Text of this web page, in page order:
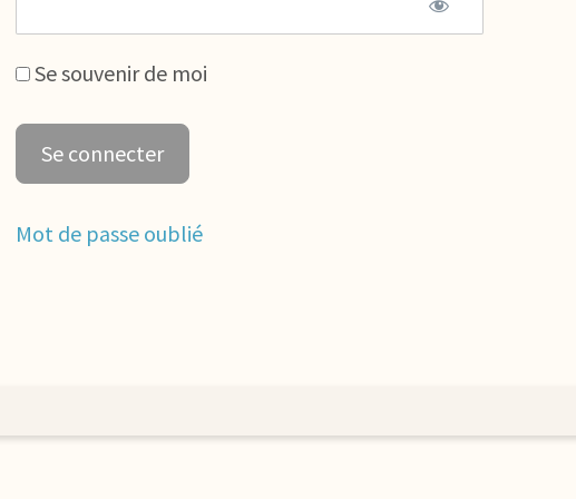
Se souvenir de moi
Mot de passe oublié